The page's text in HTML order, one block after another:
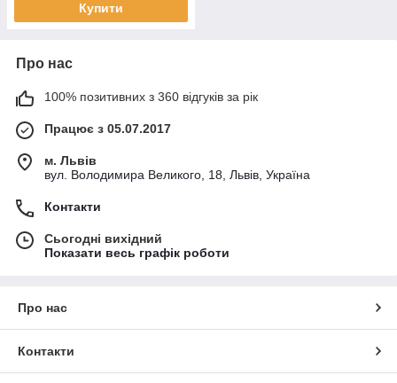
Купити
Про нас
100% позитивних з 360 відгуків за рік
Працює з 05.07.2017
м. Львів
вул. Володимира Великого, 18, Львів, Україна
Контакти
Сьогодні вихідний
Показати весь графік роботи
Про нас
Контакти